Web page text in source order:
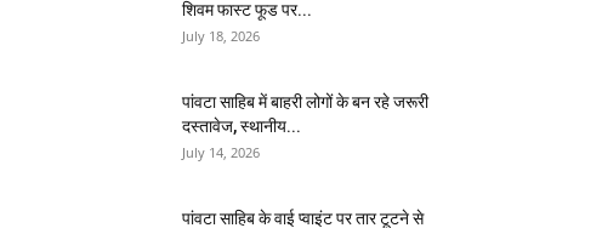
शिवम फास्ट फूड पर...
July 18, 2026
पांवटा साहिब में बाहरी लोगों के बन रहे जरूरी
दस्तावेज, स्थानीय...
July 14, 2026
पांवटा साहिब के वाई प्वाइंट पर तार टूटने से